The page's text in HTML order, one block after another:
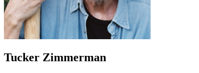
Tucker Zimmerman